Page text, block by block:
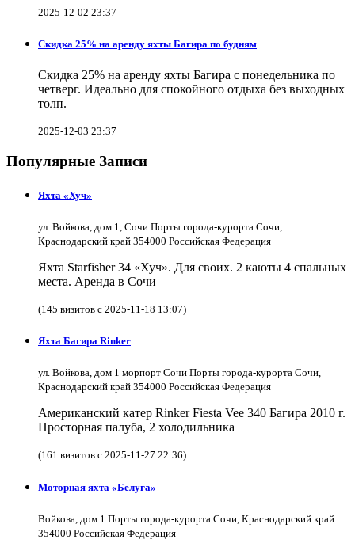
2025-12-02 23:37
Скидка 25% на аренду яхты Багира по будням
Скидка 25% на аренду яхты Багира с понедельника по
четверг. Идеально для спокойного отдыха без выходных
толп.
2025-12-03 23:37
Популярные Записи
Яхта «Хуч»
ул. Войкова, дом 1, Сочи Порты города-курорта Сочи,
Краснодарский край 354000 Российская Федерация
Яхта Starfisher 34 «Хуч». Для своих. 2 каюты 4 спальных
места. Аренда в Сочи
(145 визитов с 2025-11-18 13:07)
Яхта Багира Rinker
ул. Войкова, дом 1 морпорт Сочи Порты города-курорта Сочи,
Краснодарский край 354000 Российская Федерация
Американский катер Rinker Fiesta Vee 340 Багира 2010 г.
Просторная палуба, 2 холодильника
(161 визитов с 2025-11-27 22:36)
Моторная яхта «Белуга»
Войкова, дом 1 Порты города-курорта Сочи, Краснодарский край
354000 Российская Федерация